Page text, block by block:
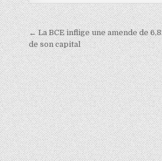
Navigation
de
l’article
← La BCE inflige une amende de
de son capital